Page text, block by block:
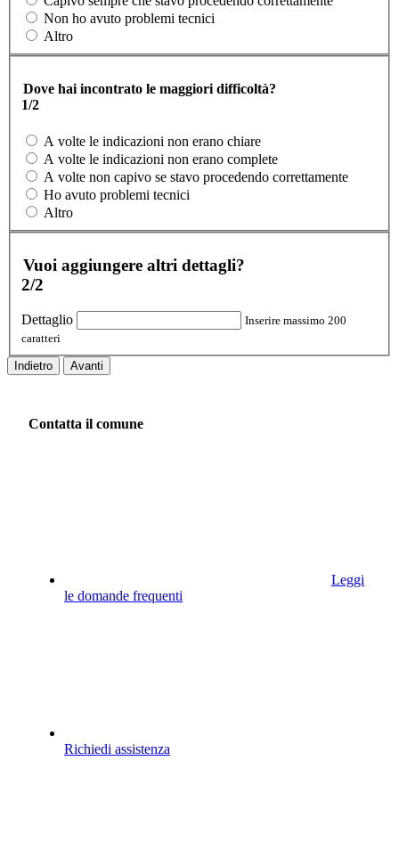
Non ho avuto problemi tecnici
Altro
Dove hai incontrato le maggiori difficoltà?
1/2
A volte le indicazioni non erano chiare
A volte le indicazioni non erano complete
A volte non capivo se stavo procedendo correttamente
Ho avuto problemi tecnici
Altro
Vuoi aggiungere altri dettagli?
2/2
Dettaglio
Inserire massimo 200
caratteri
Indietro Avanti
Contatta il comune
Leggi
le domande frequenti
Richiedi assistenza